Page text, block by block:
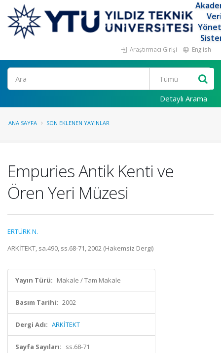
Araştırmacı Girişi English
Ara
Detaylı Arama
ANA SAYFA SON EKLENEN YAYINLAR
Empuries Antik Kenti ve
Ören Yeri Müzesi
ERTÜRK N.
ARKİTEKT, sa.490, ss.68-71, 2002 (Hakemsiz Dergi)
Yayın Türü: Makale / Tam Makale
Basım Tarihi: 2002
Dergi Adı: ARKİTEKT
Sayfa Sayıları: ss.68-71